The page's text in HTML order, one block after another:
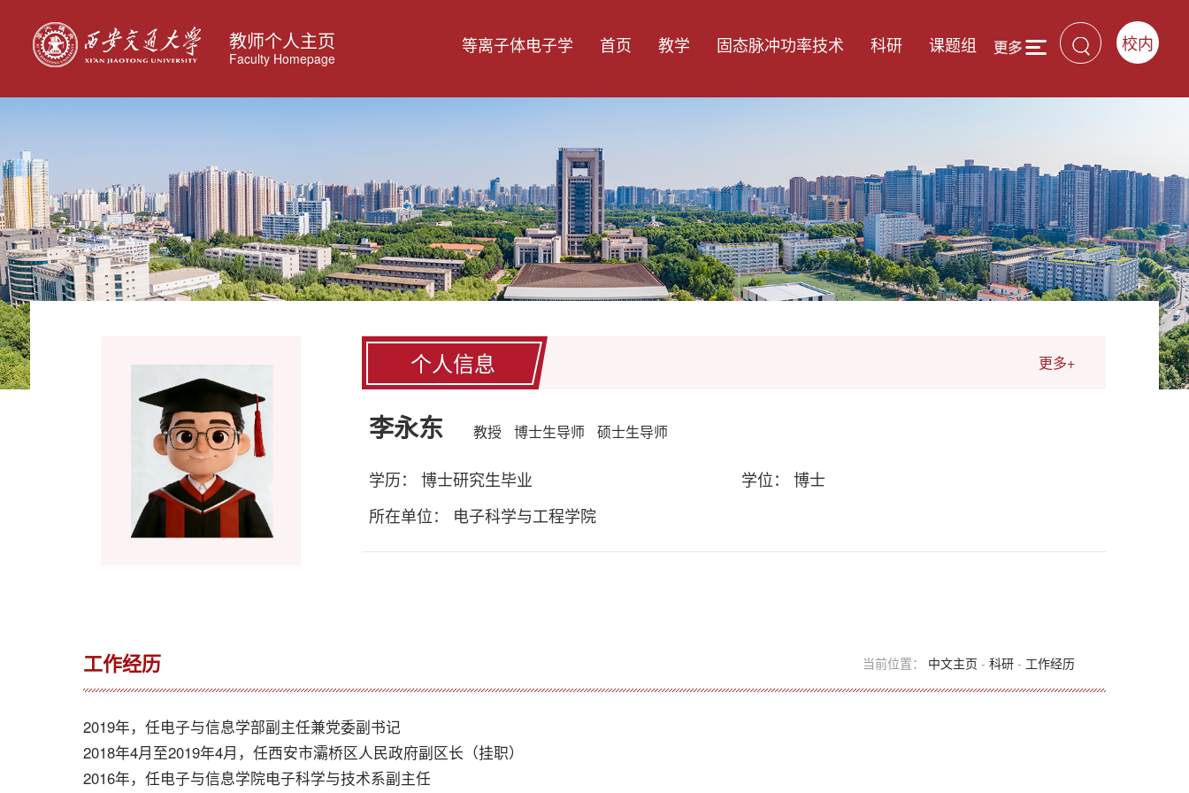
教师个人主页
Faculty Homepage
校内
等离子体电子学 首页 教学 固态脉冲功率技术 科研 课题组
个人信息 更多+
李永东 教授 博士生导师 硕士生导师
学历： 博士研究生毕业
学位： 博士
所在单位： 电子科学与工程学院
工作经历 当前位置： 中文主页 -科研 - 工作经历
2019年，任电子与信息学部副主任兼党委副书记
2018年4月至2019年4月，任西安市灞桥区人民政府副区长（挂职）
2016年，任电子与信息学院电子科学与技术系副主任